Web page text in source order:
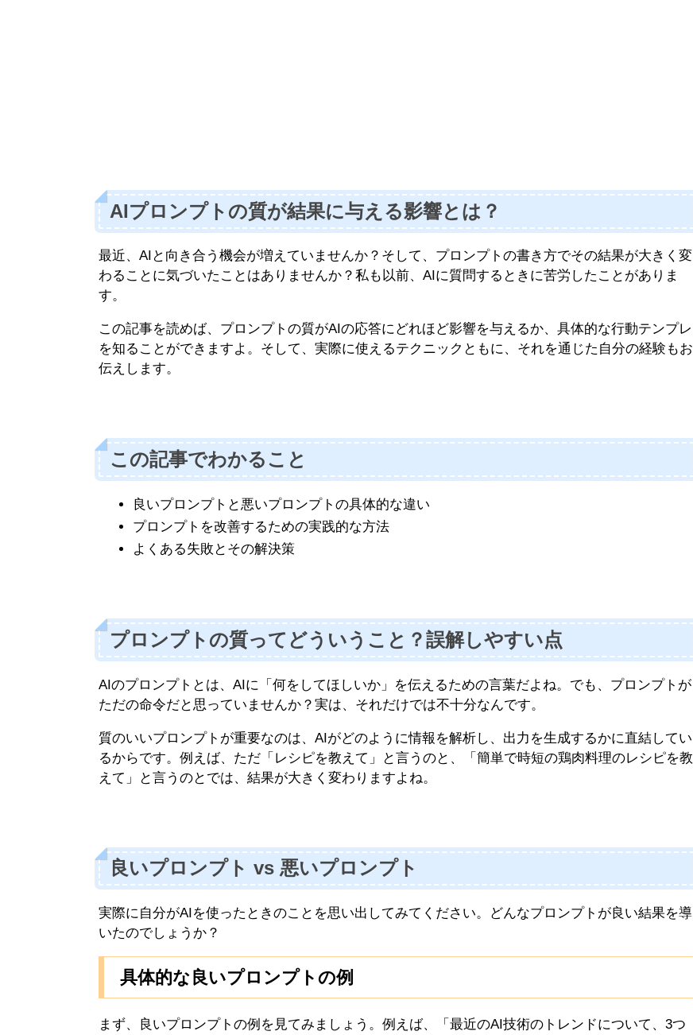
AIプロンプトの質が結果に与える影響とは？
最近、AIと向き合う機会が増えていませんか？そして、プロンプトの書き方でその結果が大きく変
わることに気づいたことはありませんか？私も以前、AIに質問するときに苦労したことがありま
す。
この記事を読めば、プロンプトの質がAIの応答にどれほど影響を与えるか、具体的な行動テンプレ
を知ることができますよ。そして、実際に使えるテクニックともに、それを通じた自分の経験もお
伝えします。
この記事でわかること
良いプロンプトと悪いプロンプトの具体的な違い
プロンプトを改善するための実践的な方法
よくある失敗とその解決策
プロンプトの質ってどういうこと？誤解しやすい点
AIのプロンプトとは、AIに「何をしてほしいか」を伝えるための言葉だよね。でも、プロンプトが
ただの命令だと思っていませんか？実は、それだけでは不十分なんです。
質のいいプロンプトが重要なのは、AIがどのように情報を解析し、出力を生成するかに直結してい
るからです。例えば、ただ「レシピを教えて」と言うのと、「簡単で時短の鶏肉料理のレシピを教
えて」と言うのとでは、結果が大きく変わりますよね。
良いプロンプト vs 悪いプロンプト
実際に自分がAIを使ったときのことを思い出してみてください。どんなプロンプトが良い結果を導
いたのでしょうか？
具体的な良いプロンプトの例
まず、良いプロンプトの例を見てみましょう。例えば、「最近のAI技術のトレンドについて、3つ